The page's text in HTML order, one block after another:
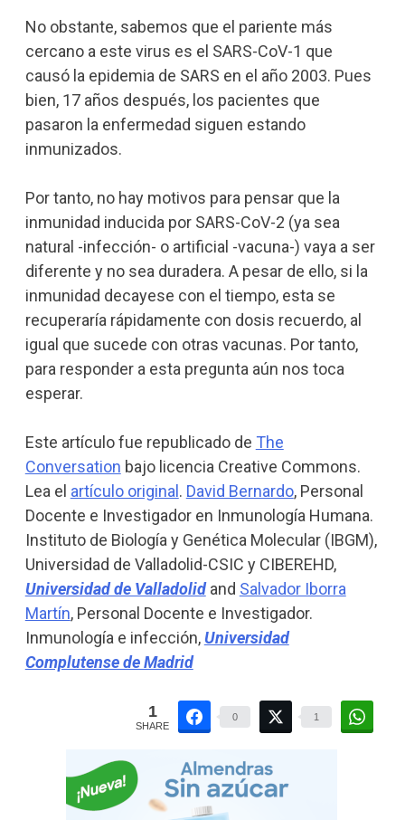
No obstante, sabemos que el pariente más
cercano a este virus es el SARS-CoV-1 que
causó la epidemia de SARS en el año 2003. Pues
bien, 17 años después, los pacientes que
pasaron la enfermedad siguen estando
inmunizados.
Por tanto, no hay motivos para pensar que la
inmunidad inducida por SARS-CoV-2 (ya sea
natural -infección- o artificial -vacuna-) vaya a ser
diferente y no sea duradera. A pesar de ello, si la
inmunidad decayese con el tiempo, esta se
recuperaría rápidamente con dosis recuerdo, al
igual que sucede con otras vacunas. Por tanto,
para responder a esta pregunta aún nos toca
esperar.
Este artículo fue republicado de The
Conversation bajo licencia Creative Commons.
Lea el artículo original . David Bernardo, Personal
Docente e Investigador en Inmunología Humana.
Instituto de Biología y Genética Molecular (IBGM),
Universidad de Valladolid-CSIC y CIBEREHD,
Universidad de Valladolidand Salvador Iborra
Martín, Personal Docente e Investigador.
Inmunología e infección,Universidad
Complutense de Madrid
1
SHARE
0 1